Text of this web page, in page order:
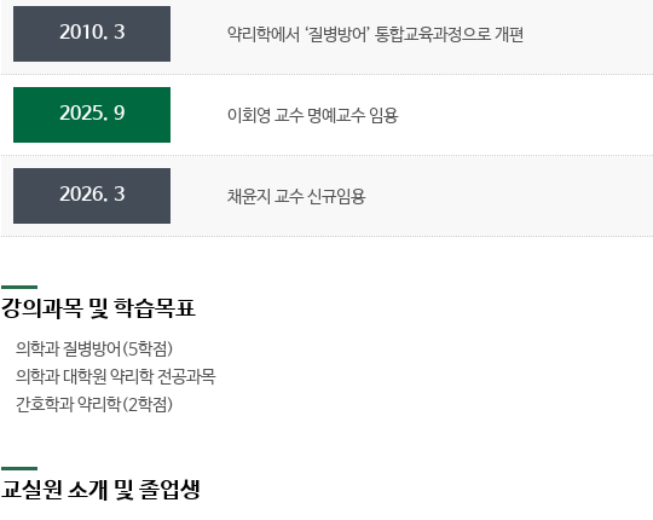
2010. 3 약리학에서 ‘질병방어’ 통합교육과정으로 개편
2025. 9 이회영 교수 명예교수 임용
2026. 3 채윤지 교수 신규임용
강의과목 및 학습목표
의학과 질병방어(5학점)
의학과 대학원 약리학 전공과목
간호학과 약리학(2학점)
교실원 소개 및 졸업생